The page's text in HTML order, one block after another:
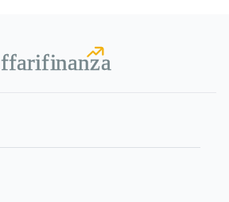
ffarifinanza
ffarifinanza